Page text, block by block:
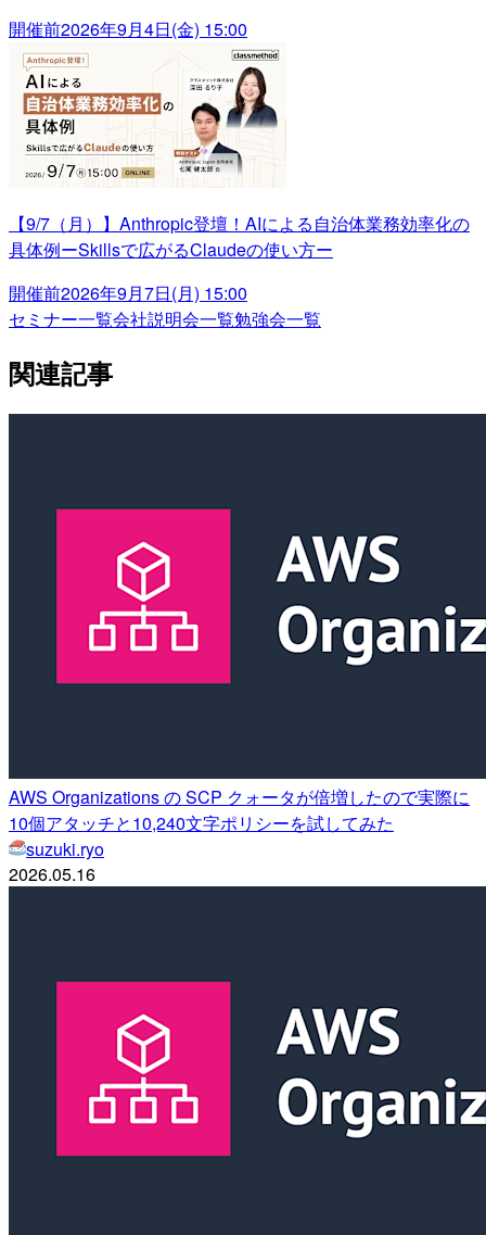
開催前2026年9月4日(金) 15:00
【9/7（月）】Anthropic登壇！AIによる自治体業務効率化の
具体例ーSkillsで広がるClaudeの使い方ー
開催前2026年9月7日(月) 15:00
セミナー一覧会社説明会一覧勉強会一覧
関連記事
AWS Organizations の SCP クォータが倍増したので実際に
10個アタッチと10,240文字ポリシーを試してみた
suzuki.ryo
2026.05.16